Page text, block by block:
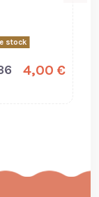
stock
4,00 €